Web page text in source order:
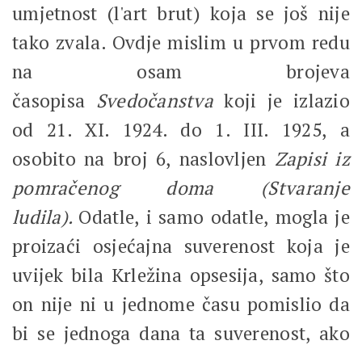
umjetnost (l'art brut) koja se još nije
tako zvala. Ovdje mislim u prvom redu
na osam brojeva
časopisa Svedočanstvakoji je izlazio
od 21. XI. 1924. do 1. III. 1925, a
osobito na broj 6, naslovljen Zapisi iz
pomračenog doma (Stvaranje
ludila). Odatle, i samo odatle, mogla je
proizaći osjećajna suverenost koja je
uvijek bila Krležina opsesija, samo što
on nije ni u jednome času pomislio da
bi se jednoga dana ta suverenost, ako